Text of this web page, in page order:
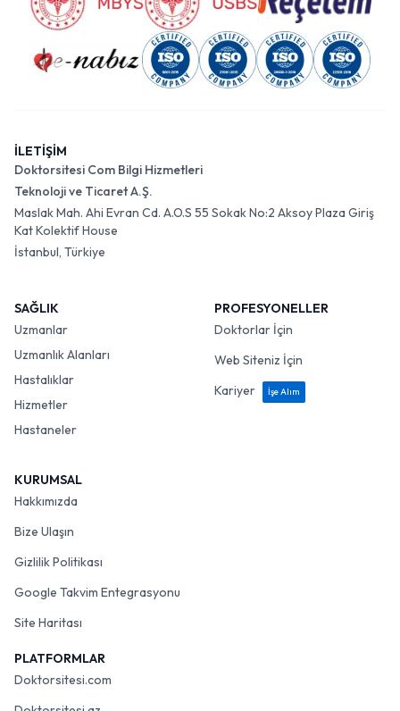
İLETİŞİM
Doktorsitesi Com Bilgi Hizmetleri
Teknoloji ve Ticaret A.Ş.
Maslak Mah. Ahi Evran Cd. A.O.S 55 Sokak No:2 Aksoy Plaza Giriş
Kat Kolektif House
İstanbul, Türkiye
SAĞLIK
Uzmanlar
Uzmanlık Alanları
Hastalıklar
Hizmetler
Hastaneler
PROFESYONELLER
Doktorlar İçin
Web Siteniz İçin
Kariyer
İşe Alım
KURUMSAL
Hakkımızda
Bize Ulaşın
Gizlilik Politikası
Google Takvim Entegrasyonu
Site Haritası
PLATFORMLAR
Doktorsitesi.com